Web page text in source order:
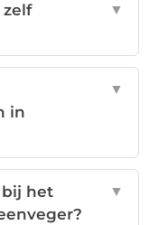
▼
in
▼
het
▼